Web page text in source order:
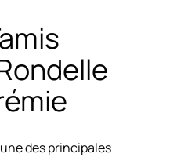
des principales